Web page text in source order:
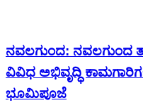
ನವಲಗುಂದ: ನವಲಗುಂದ
ವಿವಿಧ ಅಭಿವೃದ್ಧಿ
ಭೂಮಿಪೂಜೆ